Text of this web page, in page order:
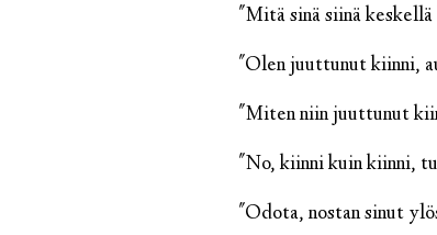
"Mitä sinä siinä
"Olen juuttunut kiinni,
"Miten niin juuttunut
"No, kiinni kuin kiinni,
"Odota, nostan sinut